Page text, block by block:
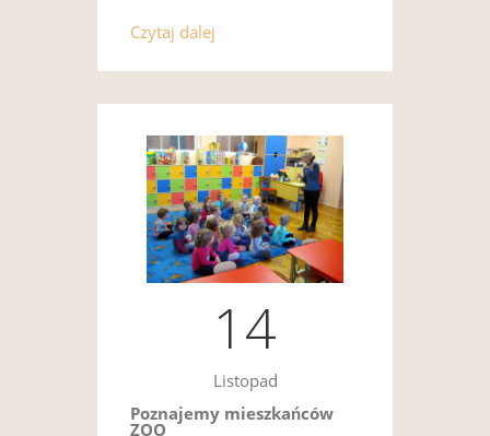
Czytaj dalej
14
Listopad
Poznajemy mieszkańców
ZOO